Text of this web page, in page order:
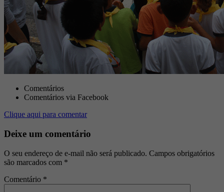
Comentários
Comentários via Facebook
Clique aqui para comentar
Deixe um comentário
O seu endereço de e-mail não será publicado. Campos obrigatórios
são marcados com *
Comentário *